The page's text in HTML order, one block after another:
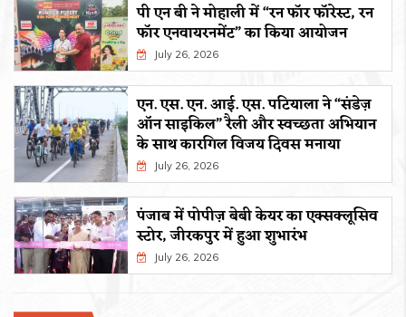
पी एन बी ने मोहाली में “रन फॉर फॉरेस्ट, रन
फॉर एनवायरनमेंट” का किया आयोजन
July 26, 2026
एन. एस. एन. आई. एस. पटियाला ने “संडेज़
ऑन साइकिल” रैली और स्वच्छता अभियान
के साथ कारगिल विजय दिवस मनाया
July 26, 2026
पंजाब में पोपीज़ बेबी केयर का एक्सक्लूसिव
स्टोर, जीरकपुर में हुआ शुभारंभ
July 26, 2026